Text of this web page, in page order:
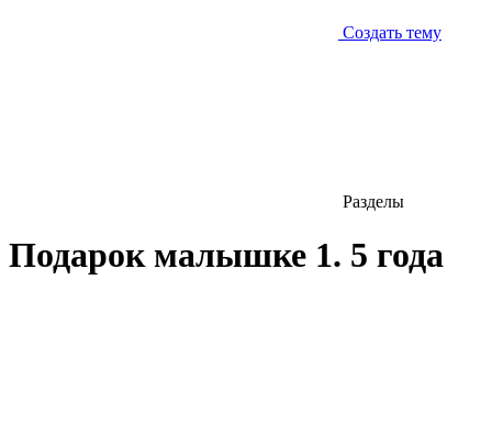
Создать тему
Разделы
Подарок малышке 1. 5 года